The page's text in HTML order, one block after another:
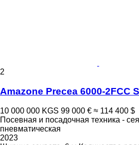
2
Amazone Precea 6000-2FCC
10 000 000 KGS 99 000 € ≈ 114 400 $
Посевная и посадочная техника -
пневматическая
2023